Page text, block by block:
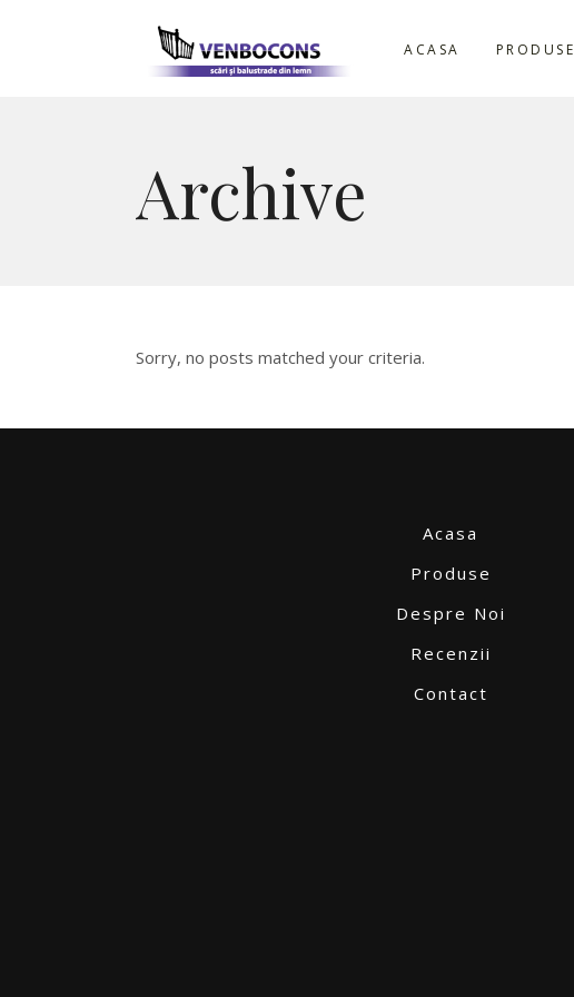
ACASA PRODUSE
Archive
Sorry, no posts matched your criteria.
Acasa
Produse
Despre Noi
Recenzii
Contact